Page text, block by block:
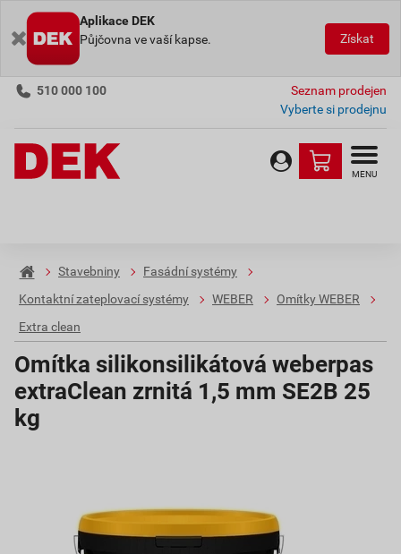
Aplikace DEK
Půjčovna ve vaší kapse.
Získat
510 000 100
Seznam prodejen
Vyberte si prodejnu
MENU
Stavebniny
Fasádní systémy
Kontaktní zateplovací systémy
WEBER
Omítky WEBER
Extra clean
Omítka silikonsilikátová weberpas
extraClean zrnitá 1,5 mm SE2B 25
kg